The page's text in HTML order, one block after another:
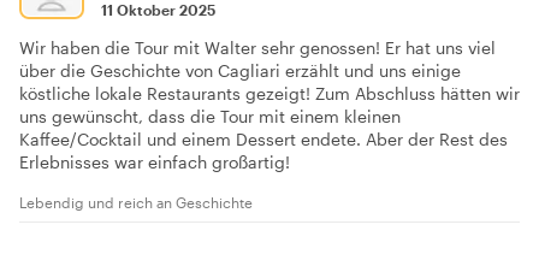
11 Oktober 2025
Wir haben die Tour mit Walter sehr genossen! Er hat uns viel
über die Geschichte von Cagliari erzählt und uns einige
köstliche lokale Restaurants gezeigt! Zum Abschluss hätten wir
uns gewünscht, dass die Tour mit einem kleinen
Kaffee/Cocktail und einem Dessert endete. Aber der Rest des
Erlebnisses war einfach großartig!
Lebendig und reich an Geschichte